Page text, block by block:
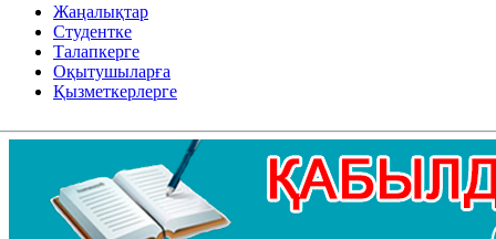
Жаңалықтар
Студентке
Талапкерге
Оқытушыларға
Қызметкерлерге